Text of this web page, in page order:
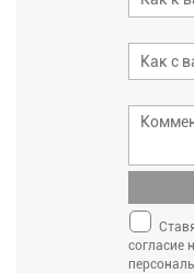
согласие